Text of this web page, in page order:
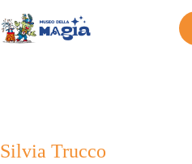
al
contenuto
Silvia Trucco